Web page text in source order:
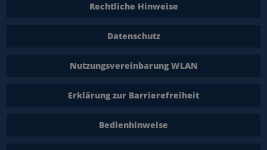
Rechtliche Hinweise
Datenschutz
Nutzungsvereinbarung WLAN
Erklärung zur Barrierefreiheit
Bedienhinweise